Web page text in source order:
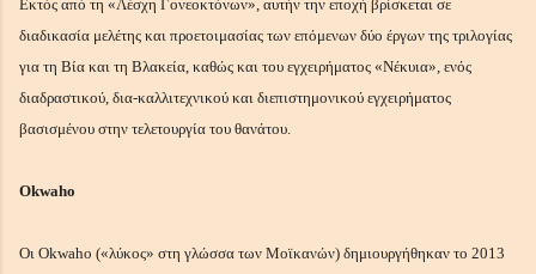
Εκτός από τη «Λέσχη Γονεοκτόνων», αυτήν την εποχή βρίσκεται σε
διαδικασία μελέτης και προετοιμασίας των επόμενων δύο έργων της τριλογίας
για τη Βία και τη Βλακεία, καθώς και του εγχειρήματος «Νέκυια», ενός
διαδραστικού, δια-καλλιτεχνικού και διεπιστημονικού εγχειρήματος
βασισμένου στην τελετουργία του θανάτου.
Okwaho
Οι Okwaho («λύκος» στη γλώσσα των Μοϊκανών) δημιουργήθηκαν το 2013